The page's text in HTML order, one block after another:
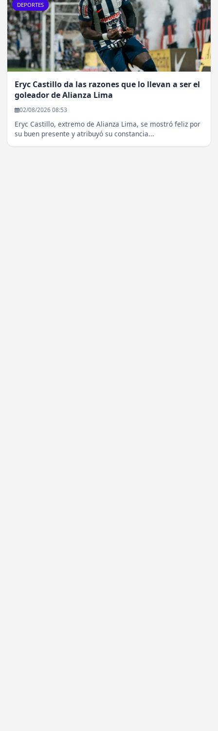
DEPORTES
Eryc Castillo da las razones que lo llevan a ser el
goleador de Alianza Lima
02/08/2026 08:53
Eryc Castillo, extremo de Alianza Lima, se mostró feliz por
su buen presente y atribuyó su constancia...